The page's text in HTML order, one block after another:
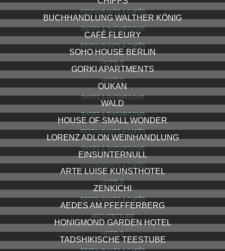
RESTAURANTS & CAFÉS
BUCHHANDLUNG WALTHER KÖNIG
SHOPS & SHOWROOMS
CAFÉ FLEURY
RESTAURANTS & CAFÉS
SOHO HOUSE BERLIN
HOTELS
GORKI APARTMENTS
HOTELS
OUKAN
SHOPS & SHOWROOMS
WALD
SHOPS & SHOWROOMS
HOUSE OF SMALL WONDER
RESTAURANTS & CAFÉS
LORENZ ADLON WEINHANDLUNG
SHOPS & SHOWROOMS
EINSUNTERNULL
RESTAURANTS & CAFÉS
ARTE LUISE KUNSTHOTEL
HOTELS
ZENKICHI
RESTAURANTS & CAFÉS
AEDES AM PFEFFERBERG
ARCHITECTURE
HONIGMOND GARDEN HOTEL
HOTELS
TADSHIKISCHE TEESTUBE